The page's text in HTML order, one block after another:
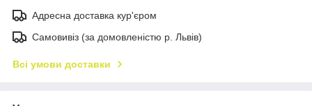
Адресна доставка кур'єром
Самовивіз (за домовленістю р. Львів)
Всі умови доставки